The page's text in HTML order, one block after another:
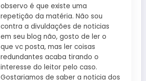
observo é que existe uma
repetição da matéria. Não sou
contra a divuldações de noticias
em seu blog não, gosto de ler o
que vc posta, mas ler coisas
redundantes acaba tirando o
interesse do leitor pelo caso.
Gostariamos de saber a noticia dos